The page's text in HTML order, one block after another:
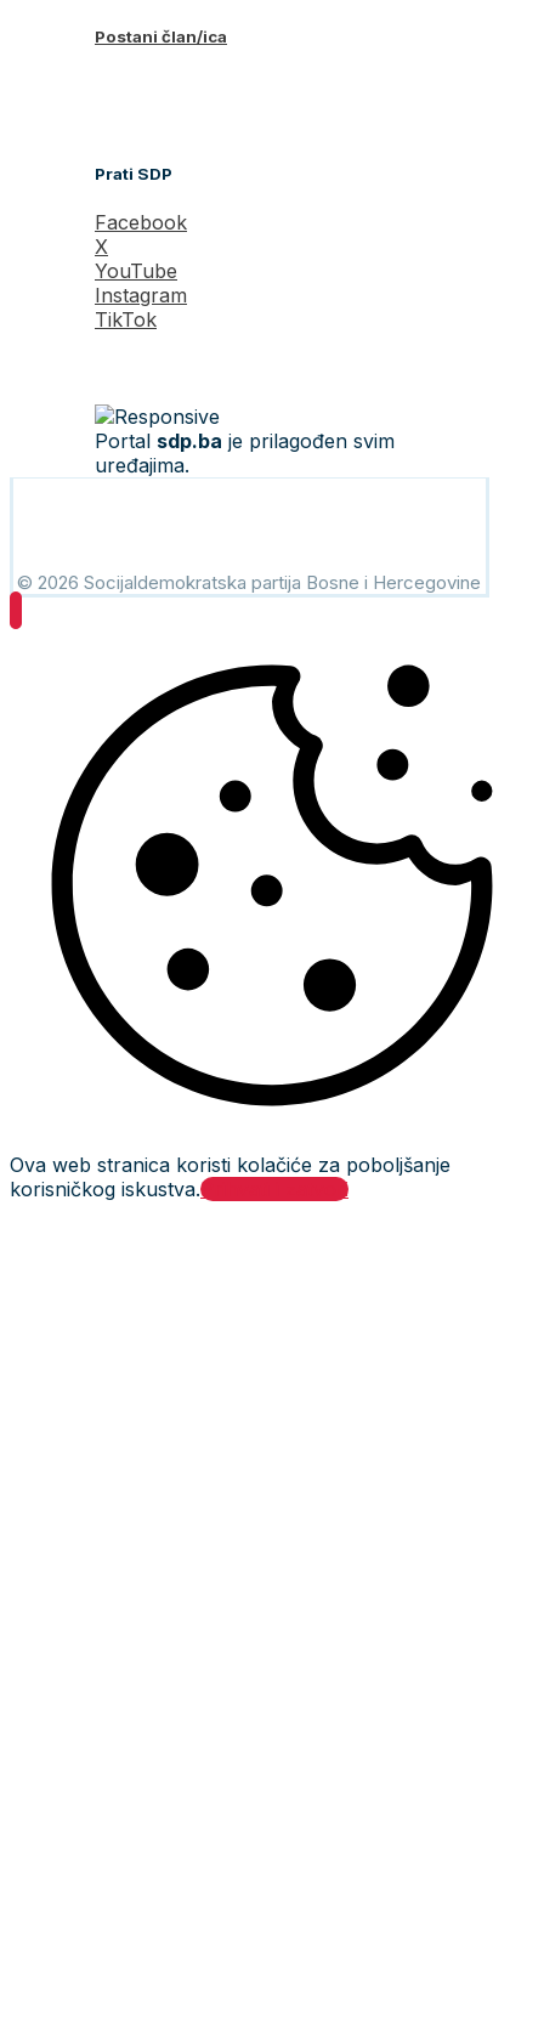
Postani član/ica
Prati SDP
Facebook
X
YouTube
Instagram
TikTok
Portal sdp.ba je prilagođen svim
uređajima.
© 2026 Socijaldemokratska partija Bosne i Hercegovine
Ova web stranica koristi kolačiće za poboljšanje
korisničkog iskustva.Prihvati i zatvori